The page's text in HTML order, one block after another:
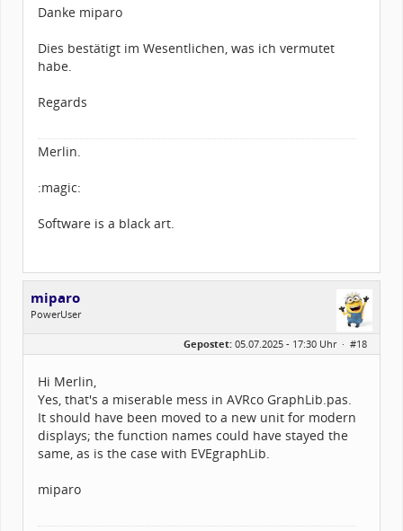
Danke miparo
Dies bestätigt im Wesentlichen, was ich vermutet
habe.
Regards
Merlin.
:magic:
Software is a black art.
miparo
PowerUser
Alter:
60
Dabei seit:
Gepostet: 05.07.2025 - 17:30 Uhr · #18
Hi Merlin,
Yes, that's a miserable mess in AVRco GraphLib.pas.
It should have been moved to a new unit for modern
displays; the function names could have stayed the
same, as is the case with EVEgraphLib.
miparo